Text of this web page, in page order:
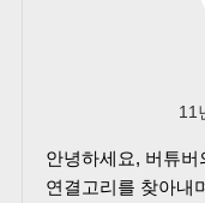
11
안녕하세요, 버튜
연결고리를 찾아내